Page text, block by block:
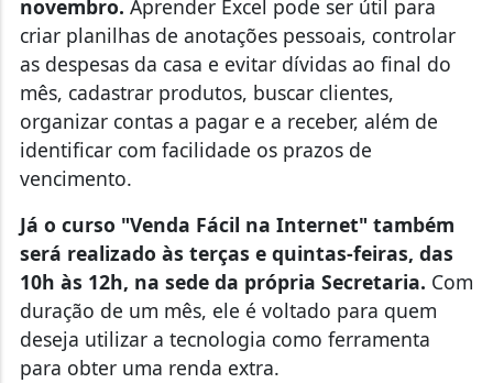
novembro. Aprender Excel pode ser útil para
criar planilhas de anotações pessoais, controlar
as despesas da casa e evitar dívidas ao final do
mês, cadastrar produtos, buscar clientes,
organizar contas a pagar e a receber, além de
identificar com facilidade os prazos de
vencimento.
Já o curso "Venda Fácil na Internet" também
será realizado às terças e quintas-feiras, das
10h às 12h, na sede da própria Secretaria. Com
duração de um mês, ele é voltado para quem
deseja utilizar a tecnologia como ferramenta
para obter uma renda extra.